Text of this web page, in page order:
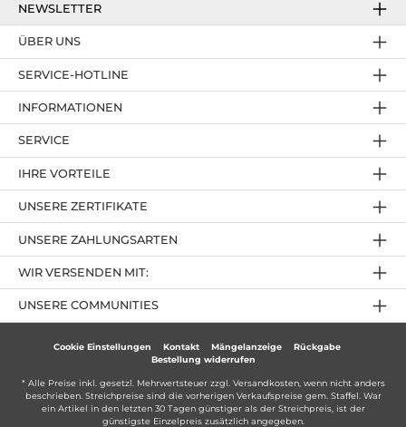
NEWSLETTER
SERVICE-HOTLINE
IHRE VORTEILE
UNSERE ZAHLUNGSARTEN
ÜBER UNS
UNSERE ZERTIFIKATE
INFORMATIONEN
SERVICE
UNSERE COMMUNITIES
WIR VERSENDEN MIT:
Cookie Einstellungen Kontakt Mängelanzeige
Rückgabe
Bestellung widerrufen
* Alle Preise inkl. gesetzl. Mehrwertsteuer zzgl. Versandkosten, wenn nicht anders
beschrieben. Streichpreise sind die vorherigen Verkaufspreise gem. Staffel. War
ein Artikel in den letzten 30 Tagen günstiger als der Streichpreis, ist der
günstigste Einzelpreis zusätzlich angegeben.